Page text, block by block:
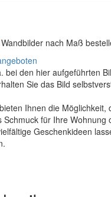
Wandbilder nach Maß
bei den hier aufgeführten
Sie das Bild
Ihnen die Möglichkeit,
Schmuck für Ihre Wohnung
Geschenkideen